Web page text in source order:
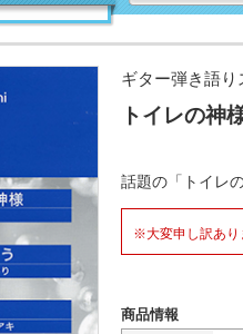
ギター弾き語り
トイレの神
話題の「トイレ
※大変申し訳あり
商品情報